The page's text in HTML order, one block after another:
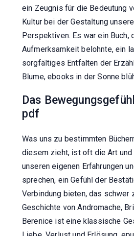
ein Zeugnis für die Bedeutung
Kultur bei der Gestaltung
Perspektiven. Es war ein Buch,
Aufmerksamkeit belohnte, ein
sorgfältiges Entfalten der
Blume, ebooks in der Sonne
Das
pdf
Was uns zu bestimmten
diesem zieht, ist oft die Art
unseren eigenen Erfahrungen
sprechen, ein Gefühl der
Verbindung bieten, das schwer
Geschichte von Andromache,
Berenice ist eine klassische